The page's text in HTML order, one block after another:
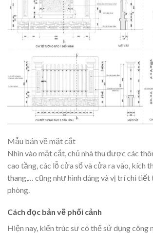
Mẫu bản vẽ mặt cắt
Nhìn vào mặt cắt, chủ nhà thu được các
cao tầng, các lỗ cửa sổ và cửa ra vào, kích
thang,… cũng như hình dáng và vị trí chi tiết
phòng.
Cách đọc bản vẽ phối cảnh
Hiện nay, kiến trúc sư có thể sử dụng công